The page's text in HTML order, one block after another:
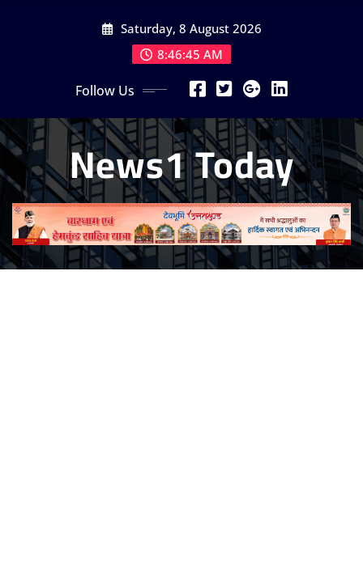
Saturday, 8 August 2026
8:46:46 AM
Follow Us
News1 Today